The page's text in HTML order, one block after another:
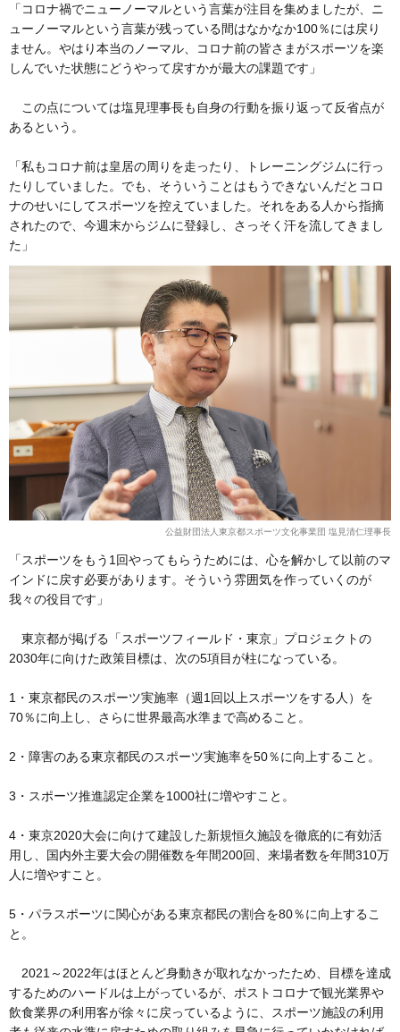
「コロナ禍でニューノーマルという言葉が注目を集めましたが、ニ
ューノーマルという言葉が残っている間はなかなか100％には戻り
ません。やはり本当のノーマル、コロナ前の皆さまがスポーツを楽
しんでいた状態にどうやって戻すかが最大の課題です」
この点については塩見理事長も自身の行動を振り返って反省点が
あるという。
「私もコロナ前は皇居の周りを走ったり、トレーニングジムに行っ
たりしていました。でも、そういうことはもうできないんだとコロ
ナのせいにしてスポーツを控えていました。それをある人から指摘
されたので、今週末からジムに登録し、さっそく汗を流してきまし
た」
公益財団法人東京都スポーツ文化事業団 塩見清仁理事長
「スポーツをもう1回やってもらうためには、心を解かして以前のマ
インドに戻す必要があります。そういう雰囲気を作っていくのが
我々の役目です」
東京都が掲げる「スポーツフィールド・東京」プロジェクトの
2030年に向けた政策目標は、次の5項目が柱になっている。
1・東京都民のスポーツ実施率（週1回以上スポーツをする人）を
70％に向上し、さらに世界最高水準まで高めること。
2・障害のある東京都民のスポーツ実施率を50％に向上すること。
3・スポーツ推進認定企業を1000社に増やすこと。
4・東京2020大会に向けて建設した新規恒久施設を徹底的に有効活
用し、国内外主要大会の開催数を年間200回、来場者数を年間310万
人に増やすこと。
5・パラスポーツに関心がある東京都民の割合を80％に向上するこ
と。
2021～2022年はほとんど身動きが取れなかったため、目標を達成
するためのハードルは上がっているが、ポストコロナで観光業界や
飲食業界の利用客が徐々に戻っているように、スポーツ施設の利用